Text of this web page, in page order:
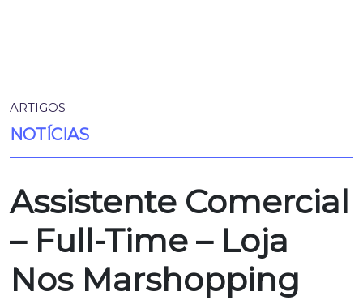
ARTIGOS
NOTÍCIAS
Assistente Comercial
– Full-Time – Loja
Nos Marshopping